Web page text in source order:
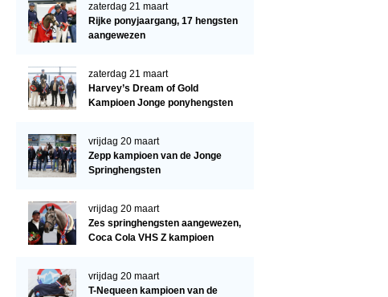
Regio West
Regio Zuid
Bestuur Regio Zuid
KALENDER
ACCOUNT AANMAKEN
zaterdag 21 maart
Rijke ponyjaargang, 17 hengsten
aangewezen
zaterdag 21 maart
Harvey’s Dream of Gold
Kampioen Jonge ponyhengsten
vrijdag 20 maart
Zepp kampioen van de Jonge
Springhengsten
vrijdag 20 maart
Zes springhengsten aangewezen,
Coca Cola VHS Z kampioen
vrijdag 20 maart
T-Nequeen kampioen van de